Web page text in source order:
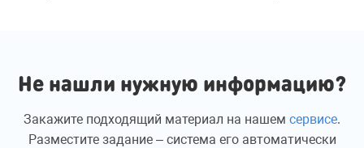
Не нашли нужную информацию?
Закажите подходящий материал на нашем сервисе.
Разместите задание – система его автоматически